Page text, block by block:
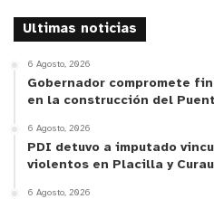
Ultimas noticias
6 Agosto, 2026
Gobernador compromete
en la construcción del
6 Agosto, 2026
PDI detuvo a imputado
violentos en Placilla y
6 Agosto, 2026